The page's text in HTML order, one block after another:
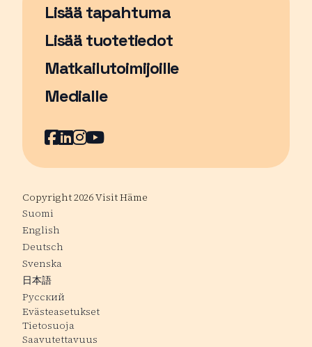
Lisää tapahtuma
Sivu avautuu uudessa ikkunassa
Lisää tuotetiedot
Matkailutoimijoille
Medialle
Facebook
Sivu avautuu uudessa ikkunassa
LinkedIn
Sivu avautuu uudessa ikkunassa
Instagram
Sivu avautuu uudessa
YouTube
Sivu avautuu uudessa
Copyright 2026 Visit Häme
Suomi
English
Deutsch
Svenska
日本語
Русский
Evästeasetukset
Tietosuoja
Saavutettavuus